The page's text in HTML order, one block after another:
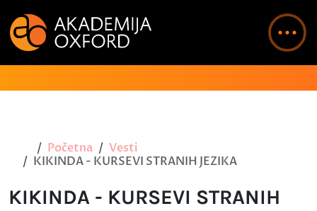
Početna
Vesti
KIKINDA - KURSEVI STRANIH JEZIKA
KIKINDA - KURSEVI STRANIH